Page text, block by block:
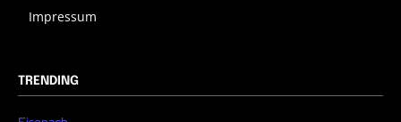
Impressum
TRENDING